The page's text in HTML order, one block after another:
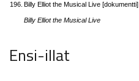
196. Billy Elliot the Musical Live [dokumentti]
Billy Elliot the Musical Live
Ensi-illat